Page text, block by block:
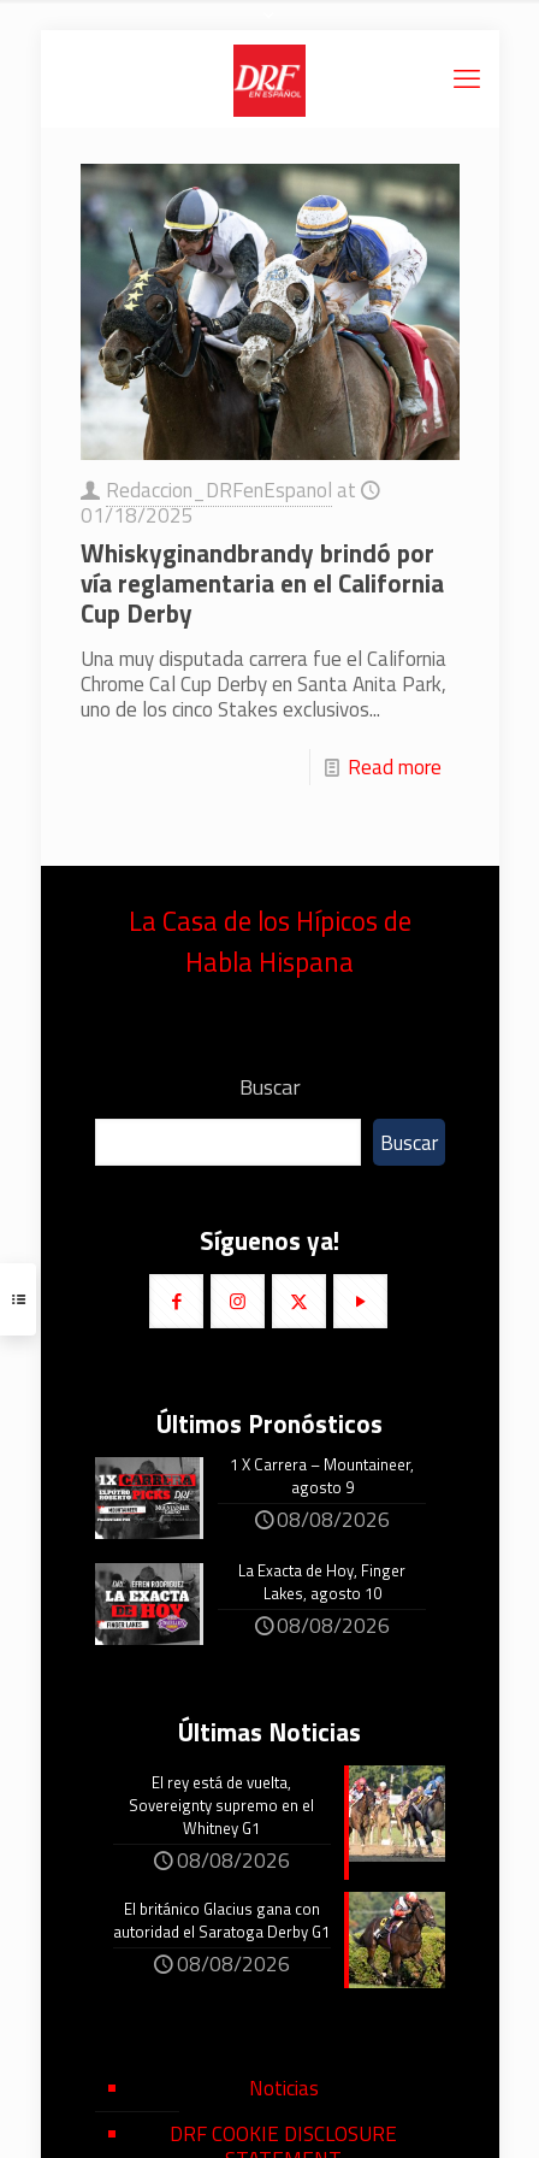
Redaccion_DRFenEspanol at
01/18/2025
Whiskyginandbrandy brindó por
vía reglamentaria en el California
Cup Derby
Una muy disputada carrera fue el California
Chrome Cal Cup Derby en Santa Anita Park,
uno de los cinco Stakes exclusivos...
Read more
La Casa de los Hípicos de
Habla Hispana
Buscar
Buscar
Síguenos ya!
Últimos Pronósticos
1 X Carrera – Mountaineer,
agosto 9
08/08/2026
La Exacta de Hoy, Finger
Lakes, agosto 10
08/08/2026
Últimas Noticias
El rey está de vuelta,
Sovereignty supremo en el
Whitney G1
08/08/2026
El británico Glacius gana con
autoridad el Saratoga Derby G1
08/08/2026
Noticias
DRF COOKIE DISCLOSURE